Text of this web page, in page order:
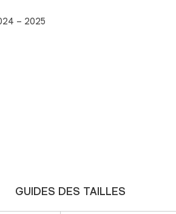
– 2025
GUIDES DES TAILLES